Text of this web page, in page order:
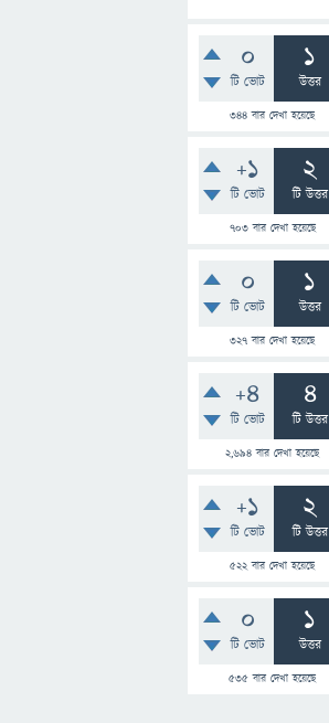
0
টি ভোট
1
উত্তর
344 বার দেখা হয়েছে
+1
টি ভোট
2
টি উত্তর
703বার দেখা হয়েছে
0
টি ভোট
1
উত্তর
327 বার দেখা হয়েছে
+4
টি ভোট
4
টি উত্তর
2,694 বার দেখা হয়েছে
+1
টি ভোট
2
টি উত্তর
522বার দেখা হয়েছে
0
টি ভোট
1
উত্তর
535 বার দেখা হয়েছে